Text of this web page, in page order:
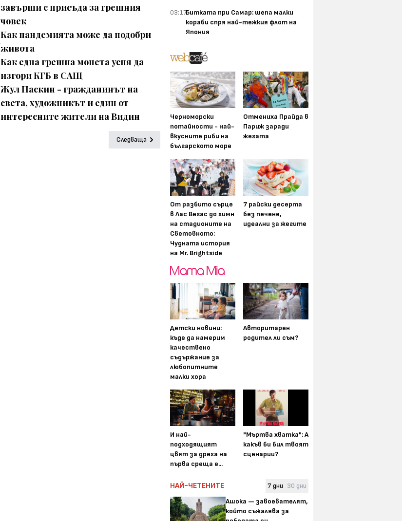
завърши с присъда за грешния
човек
Как пандемията може да подобри
живота
Как една грешна монета успя да
изгори КГБ в САЩ
Жул Паскин - гражданинът на
света, художникът и един от
интересните жители на Видин
Следваща
03:17Битката при Самар: шепа малки
кораби спря най-тежкия флот на
Япония
Черноморски
потайности - най-
вкусните риби на
българското море
Отмениха Прайда в
Париж заради
жегата
От разбито сърце
в Лас Вегас до химн
на стадионите на
Световното:
Чудната история
на Mr. Brightside
7 райски десерта
без печене,
идеални за жегите
Детски новини:
къде да намерим
качествено
съдържание за
любопитните
малки хора
Авторитарен
родител ли съм?
И най-
подходящият
цвят за дреха на
първа среща е...
"Мъртва хватка": А
какъв би бил твоят
сценарии?
НАЙ-ЧЕТЕНИТЕ 7 дни 30 дни
Ашока — завоевателят,
който съжалява за